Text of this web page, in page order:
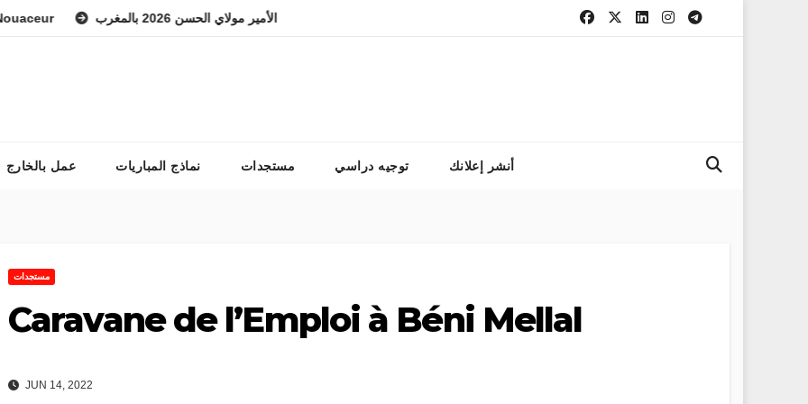
التسجيل في مباراة المعهد الوطني للفرس ولي العهد الأمير مولاي الحسن 2026 بالمغرب
عمل بالخارج نماذج المباريات مستجدات توجيه دراسي أنشر إعلانك
مستجدات
Caravane de l’Emploi à Béni Mellal
JUN 14, 2022